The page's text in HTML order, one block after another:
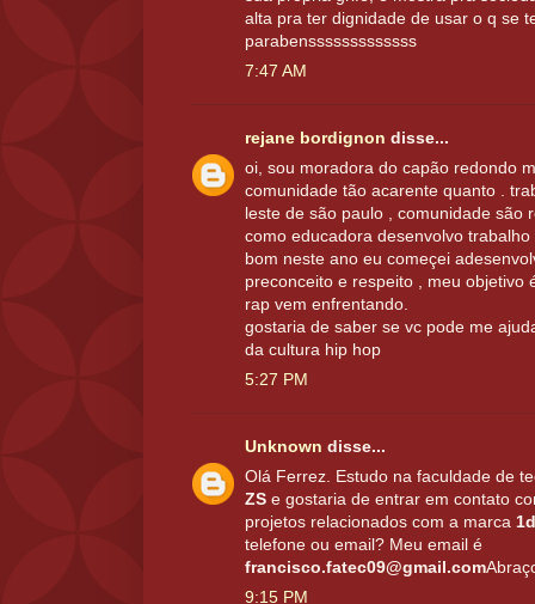
alta pra ter dignidade de usar o q se
parabensssssssssssss
7:47 AM
rejane bordignon disse...
oi, sou moradora do capão redondo
comunidade tão acarente quanto .
leste de são paulo , comunidade são
como educadora desenvolvo
bom neste ano eu começei
preconceito e respeito , meu objetivo
rap vem enfrentando.
gostaria de saber se vc pode me
da cultura hip hop
5:27 PM
Unknown disse...
Olá Ferrez. Estudo na faculdade de
ZS e gostaria de entrar em contato
projetos relacionados com a marca
telefone ou email? Meu email é
francisco.fatec09@gmail.com
9:15 PM